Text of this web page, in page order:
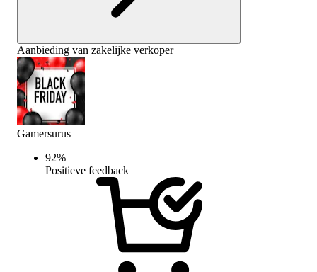
Aanbieding van zakelijke verkoper
Gamersurus
92%
Positieve feedback